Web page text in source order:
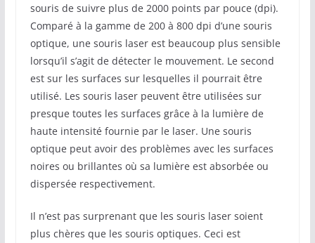
souris de suivre plus de 2000 points par pouce (dpi).
Comparé à la gamme de 200 à 800 dpi d’une souris
optique, une souris laser est beaucoup plus sensible
lorsqu’il s’agit de détecter le mouvement. Le second
est sur les surfaces sur lesquelles il pourrait être
utilisé. Les souris laser peuvent être utilisées sur
presque toutes les surfaces grâce à la lumière de
haute intensité fournie par le laser. Une souris
optique peut avoir des problèmes avec les surfaces
noires ou brillantes où sa lumière est absorbée ou
dispersée respectivement.
Il n’est pas surprenant que les souris laser soient
plus chères que les souris optiques. Ceci est